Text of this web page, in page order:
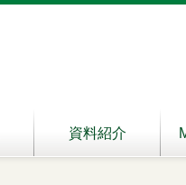
資料紹介